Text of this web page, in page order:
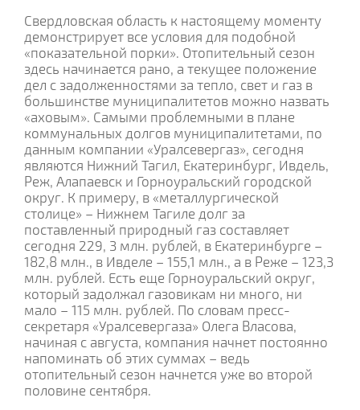
Свердловская область к настоящему моменту
демонстрирует все условия для подобной
«показательной порки». Отопительный сезон
здесь начинается рано, а текущее положение
дел с задолженностями за тепло, свет и газ в
большинстве муниципалитетов можно назвать
«аховым». Самыми проблемными в плане
коммунальных долгов муниципалитетами, по
данным компании «Уралсевергаз», сегодня
являются Нижний Тагил, Екатеринбург, Ивдель,
Реж, Алапаевск и Горноуральский городской
округ. К примеру, в «металлургической
столице» – Нижнем Тагиле долг за
поставленный природный газ составляет
сегодня 229, 3 млн. рублей, в Екатеринбурге –
182,8 млн., в Ивделе – 155,1 млн., а в Реже – 123,3
млн. рублей. Есть еще Горноуральский округ,
который задолжал газовикам ни много, ни
мало – 115 млн. рублей. По словам пресс-
секретаря «Уралсевергаза» Олега Власова,
начиная с августа, компания начнет постоянно
напоминать об этих суммах – ведь
отопительный сезон начнется уже во второй
половине сентября.